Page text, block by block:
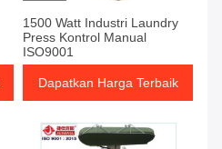
1500 Watt Industri Laundry
Press Kontrol Manual
ISO9001
Dapatkan Harga Terbaik